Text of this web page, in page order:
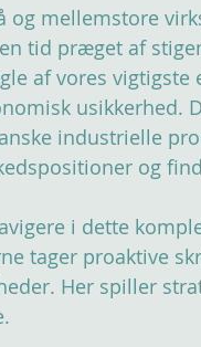
og mellemstore
tid præget af
af vores vigtigste
usikkerhed.
industrielle
og
i dette
tager proaktive
Her spiller